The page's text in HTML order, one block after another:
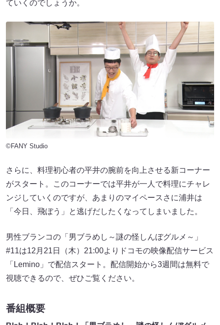
ていくのでしょうか。
©FANY Studio
さらに、料理初心者の平井の腕前を向上させる新コーナー
がスタート。このコーナーでは平井が一人で料理にチャレ
ンジしていくのですが、あまりのマイペースさに浦井は
「今日、飛ぼう」と逃げだしたくなってしまいました。
男性ブランコの「男ブラめし～謎の怪しんぼグルメ～」
#11は12月21日（木）21:00よりドコモの映像配信サービス
「Lemino」で配信スタート。配信開始から3週間は無料で
視聴できるので、ぜひご覧ください。
番組概要